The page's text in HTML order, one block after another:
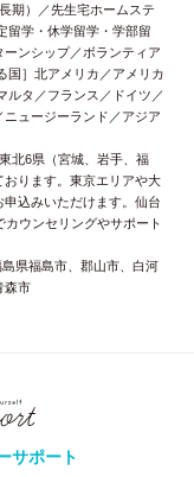
期）／先生宅ホームステ
留学・休学留学・学部留
ンシップ／ボランティア
国］北アメリカ／アメリカ
ルタ／フランス／ドイツ／
ュージーランド／アジア
北6県（宮城、岩手、福
ります。東京エリアや大
込みいただけます。仙台
ウンセリングやサポート
県福島市、郡山市、白河
森市
サポート